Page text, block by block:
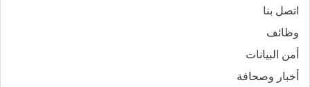
اتصل بنا
وظائف
أمن البيانات
أخبار وصحافة